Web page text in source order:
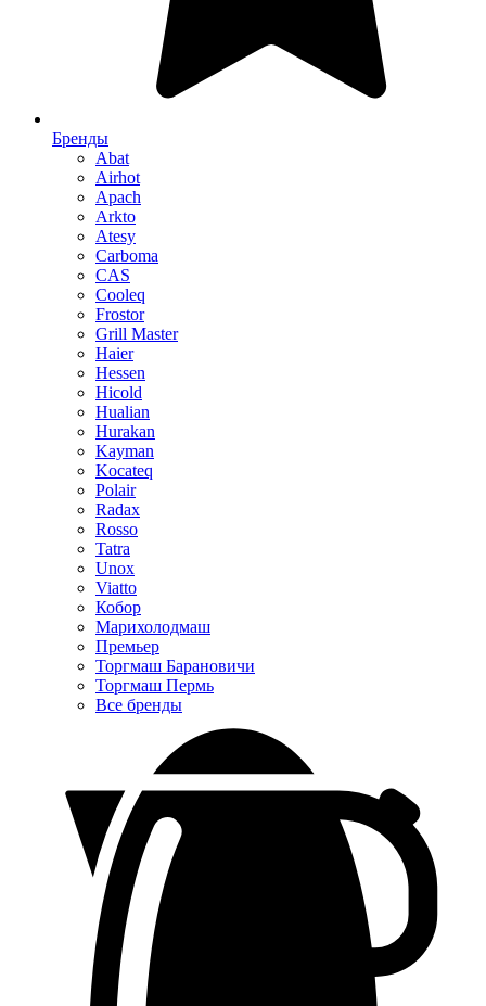
Бренды
Abat
Airhot
Apach
Arkto
Atesy
Carboma
CAS
Cooleq
Frostor
Grill Master
Haier
Hessen
Hicold
Hualian
Hurakan
Kayman
Kocateq
Polair
Radax
Rosso
Tatra
Unox
Viatto
Кобор
Марихолодмаш
Премьер
Торгмаш Барановичи
Торгмаш Пермь
Все бренды